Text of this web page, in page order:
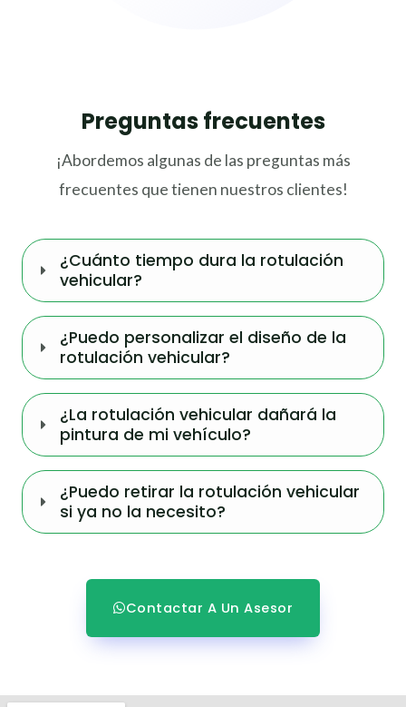
Preguntas frecuentes
¡Abordemos algunas de las preguntas más
frecuentes que tienen nuestros clientes!
¿Cuánto tiempo dura la rotulación
vehicular?
¿Puedo personalizar el diseño de la
rotulación vehicular?
¿La rotulación vehicular dañará la
pintura de mi vehículo?
¿Puedo retirar la rotulación vehicular
si ya no la necesito?
Contactar A Un Asesor